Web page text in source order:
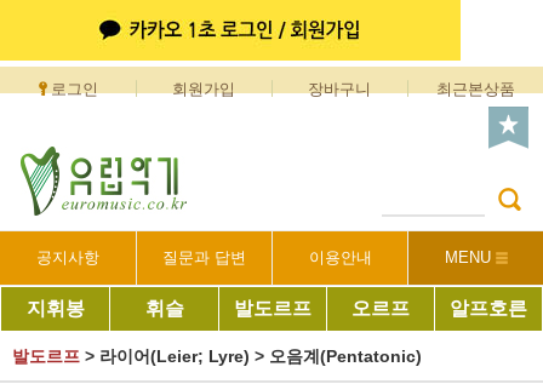
로그인 회원가입 장바구니 최근본상품
공지사항 질문과 답변 이용안내 MENU
지휘봉 휘슬 발도르프 오르프 알프호른
발도르프 > 라이어(Leier; Lyre) > 오음계(Pentatonic)